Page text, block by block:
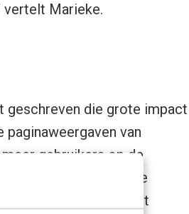
vertelt Marieke.
geschreven die grote impact
van
gebruikers op de
voor nieuwe
werden door een klant